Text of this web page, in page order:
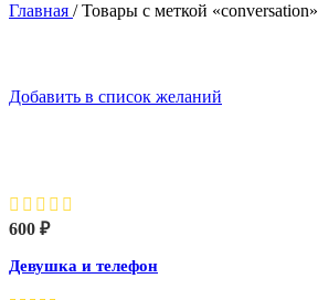
Главная / Товары с меткой «conversation»
Добавить в список желаний
600 ₽
Девушка и телефон